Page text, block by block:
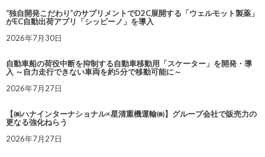
“独自開発こだわり”のサプリメントでD2C展開する「ウェルモット製薬」
がEC自動出荷アプリ「シッピーノ」を導入
2026年7月30日
自動車船の荷役中断を抑制する自動車移動用「スケーター」を開発・導
入 ～自力走行できない車両を約5分で移動可能に～
2026年7月27日
【㈱ハナインターナショナル×星清重機運輸㈱】グループ会社で販売力の
更なる強化ねらう
2026年7月27日